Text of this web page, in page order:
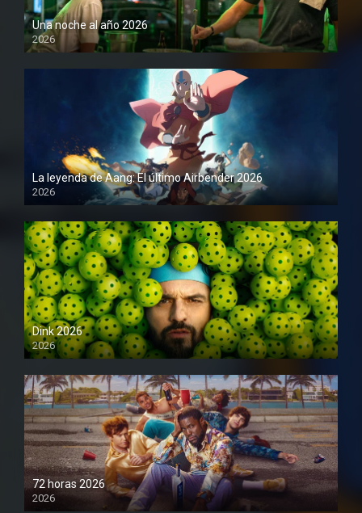
Una noche al año 2026
2026
1080P
La leyenda de Aang: El último Airbender 2026
2026
1080P
Dink 2026
2026
1080P
72 horas 2026
2026
1080P